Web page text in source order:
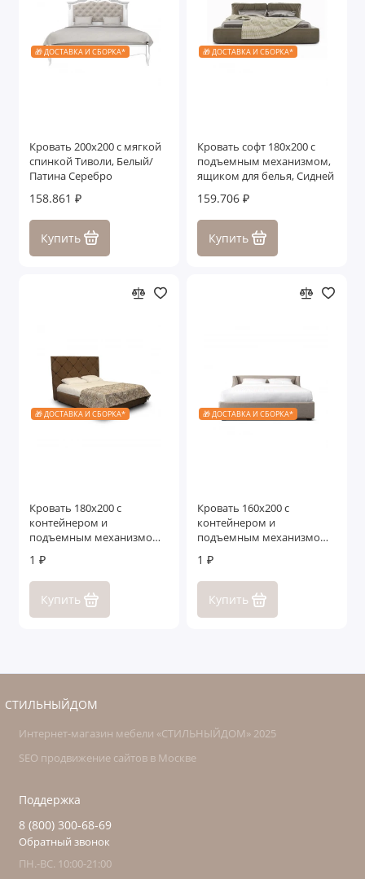
🎁 ДОСТАВКА И СБОРКА*
Кровать 200x200 с мягкой
спинкой Тиволи, Белый/
Патина Серебро
158.861 ₽
Купить
🎁 ДОСТАВКА И СБОРКА*
Кровать софт 180x200 с
подъемным механизмом,
ящиком для белья, Сидней
159.706 ₽
Купить
🎁 ДОСТАВКА И СБОРКА*
Кровать 180x200 c
контейнером и
подъемным механизмом
1 ₽
Купить
🎁 ДОСТАВКА И СБОРКА*
Кровать 160x200 c
контейнером и
подъемным механизмом
1 ₽
Купить
СТИЛЬНЫЙДОМ
Интернет-магазин мебели «СТИЛЬНЫЙДОМ» 2025
SEO продвижение сайтов в Москве
Поддержка
8 (800) 300-68-69
Обратный звонок
ПН.-ВС. 10:00-21:00